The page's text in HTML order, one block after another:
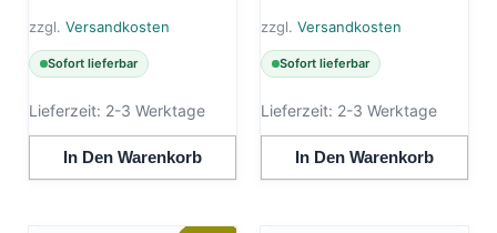
zzgl. Versandkosten
Sofort lieferbar
Lieferzeit: 2-3 Werktage
In Den Warenkorb
zzgl. Versandkosten
Sofort lieferbar
Lieferzeit: 2-3 Werktage
In Den Warenkorb